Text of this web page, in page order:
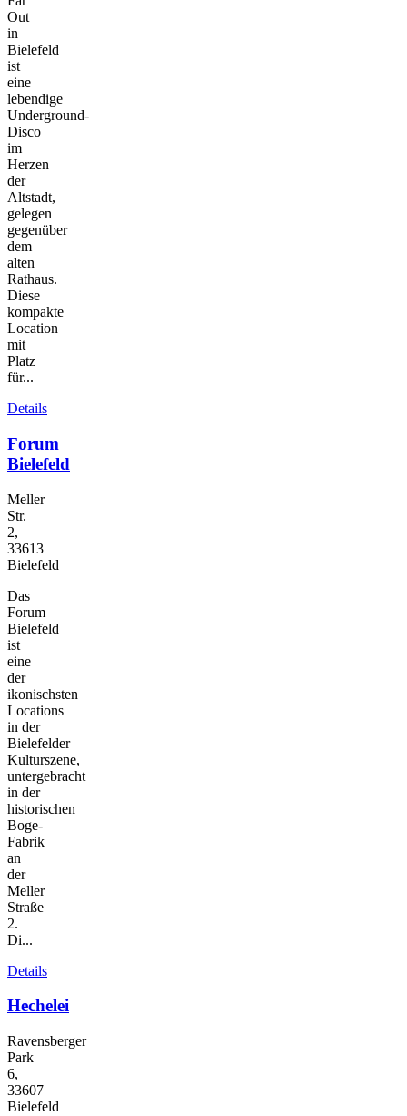
Out
in
Bielefeld
ist
eine
lebendige
Underground-
Disco
im
Herzen
der
Altstadt,
gelegen
gegenüber
dem
alten
Rathaus.
Diese
kompakte
Location
mit
Platz
für...
Details
Forum
Bielefeld
Meller
Str.
2,
33613
Bielefeld
Das
Forum
Bielefeld
ist
eine
der
ikonischsten
Locations
in der
Bielefelder
Kulturszene,
untergebracht
in der
historischen
Boge-
Fabrik
an
der
Meller
Straße
2.
Di...
Details
Hechelei
Ravensberger
Park
6,
33607
Bielefeld